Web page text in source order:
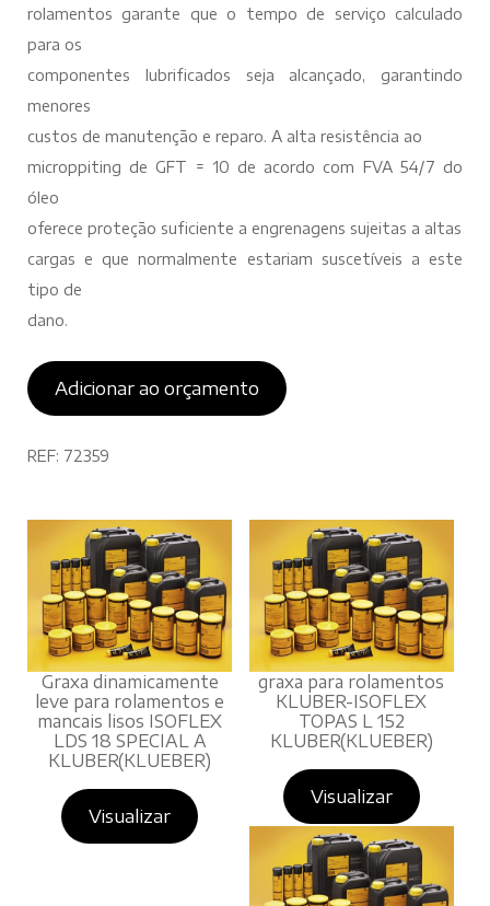
rolamentos garante que o tempo de serviço calculado
para os
componentes lubrificados seja alcançado, garantindo
menores
custos de manutenção e reparo. A alta resistência ao
microppiting de GFT = 10 de acordo com FVA 54/7 do
óleo
oferece proteção suficiente a engrenagens sujeitas a altas
cargas e que normalmente estariam suscetíveis a este
tipo de
dano.
Adicionar ao orçamento
REF: 72359
Graxa dinamicamente
leve para rolamentos e
mancais lisos ISOFLEX
LDS 18 SPECIAL A
KLUBER(KLUEBER)
Visualizar
graxa para rolamentos
KLUBER-ISOFLEX
TOPAS L 152
KLUBER(KLUEBER)
Visualizar